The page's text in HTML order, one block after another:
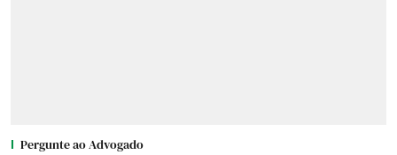
Pergunte ao Advogado